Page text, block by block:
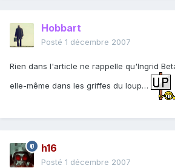
Hobbart
Posté 1 décembre 2007
Rien dans l'article ne rappelle qu'Ingrid
elle-même dans les griffes du loup…
h16
Posté 1 décembre 2007